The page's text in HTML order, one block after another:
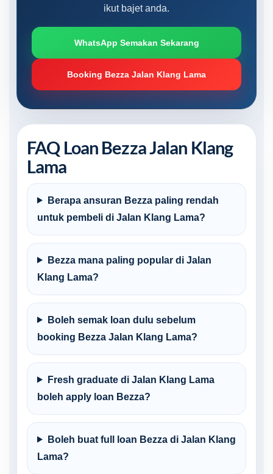
ikut bajet anda.
WhatsApp Semakan Sekarang
Booking Bezza Jalan Klang Lama
FAQ Loan Bezza Jalan Klang
Lama
Berapa ansuran Bezza paling rendah
untuk pembeli di Jalan Klang Lama?
Bezza mana paling popular di Jalan
Klang Lama?
Boleh semak loan dulu sebelum
booking Bezza Jalan Klang Lama?
Fresh graduate di Jalan Klang Lama
boleh apply loan Bezza?
Boleh buat full loan Bezza di Jalan Klang
Lama?